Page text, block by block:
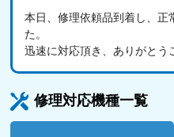
本日、修理依頼品到着し、正
た。
迅速に対応頂き、ありがとう
修理対応機種一覧